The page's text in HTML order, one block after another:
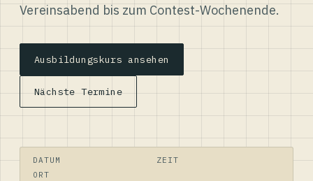
Vereinsabend bis zum Contest-Wochenende.
Ausbildungskurs ansehen
Nächste Termine
DATUM
ZEIT
ORT